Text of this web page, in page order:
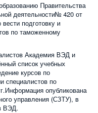
Правительства
деятельности№ 420 от
подготовку и
по таможенному
Академия ВЭД и
список учебных
курсов по
специалистов по
опубликована
управления (СЗТУ), в
ВЭД.